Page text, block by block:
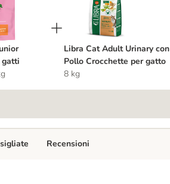
gatti
Libra Cat Adult Urinary con
Pollo Crocchette per gatto
8 kg
Recensioni